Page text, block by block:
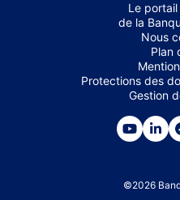
Le
de la
Nous
Plan
Protections des
Gestion
©2026